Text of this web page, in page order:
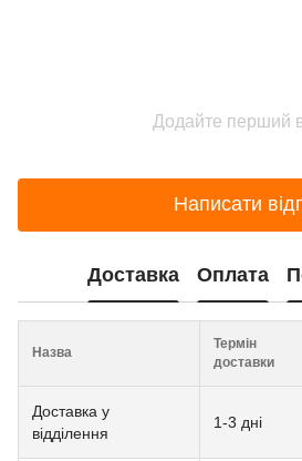
Додайте перший
Написати
Доставка Оплата
Назва
Термін
доставки
Доставка у
відділення
1-3 дні